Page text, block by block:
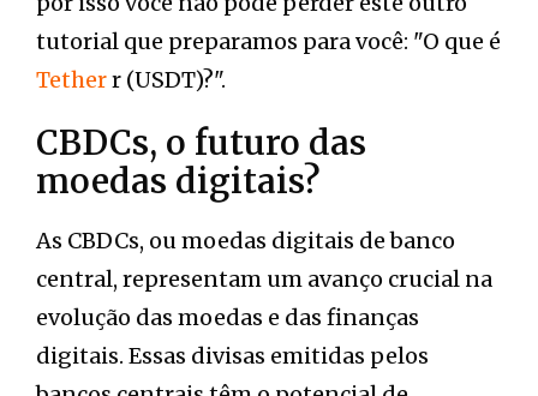
tutorial que preparamos para você: "O que é
Tetherr (USDT)?".
CBDCs, o futuro das
moedas digitais?
As CBDCs, ou moedas digitais de banco
central, representam um avanço crucial na
evolução das moedas e das finanças
digitais. Essas divisas emitidas pelos